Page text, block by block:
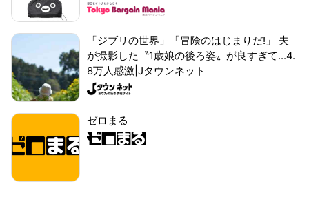
「ジブリの世界」「冒険のはじまりだ!」 夫
が撮影した〝1歳娘の後ろ姿〟が良すぎて...4.
8万人感激|Jタウンネット
ゼロまる